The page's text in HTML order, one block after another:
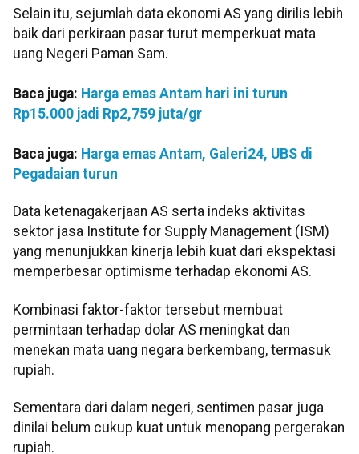
Selain itu, sejumlah data ekonomi AS yang dirilis lebih
baik dari perkiraan pasar turut memperkuat mata
uang Negeri Paman Sam.
Baca juga: Harga emas Antam hari ini turun
Rp15.000 jadi Rp2,759 juta/gr
Baca juga: Harga emas Antam, Galeri24, UBS di
Pegadaian turun
Data ketenagakerjaan AS serta indeks aktivitas
sektor jasa Institute for Supply Management (ISM)
yang menunjukkan kinerja lebih kuat dari ekspektasi
memperbesar optimisme terhadap ekonomi AS.
Kombinasi faktor-faktor tersebut membuat
permintaan terhadap dolar AS meningkat dan
menekan mata uang negara berkembang, termasuk
rupiah.
Sementara dari dalam negeri, sentimen pasar juga
dinilai belum cukup kuat untuk menopang pergerakan
rupiah.